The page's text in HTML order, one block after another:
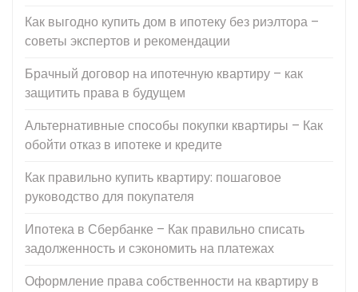
Как выгодно купить дом в ипотеку без риэлтора –
советы экспертов и рекомендации
Брачный договор на ипотечную квартиру – как
защитить права в будущем
Альтернативные способы покупки квартиры – Как
обойти отказ в ипотеке и кредите
Как правильно купить квартиру: пошаговое
руководство для покупателя
Ипотека в Сбербанке – Как правильно списать
задолженность и сэкономить на платежах
Оформление права собственности на квартиру в